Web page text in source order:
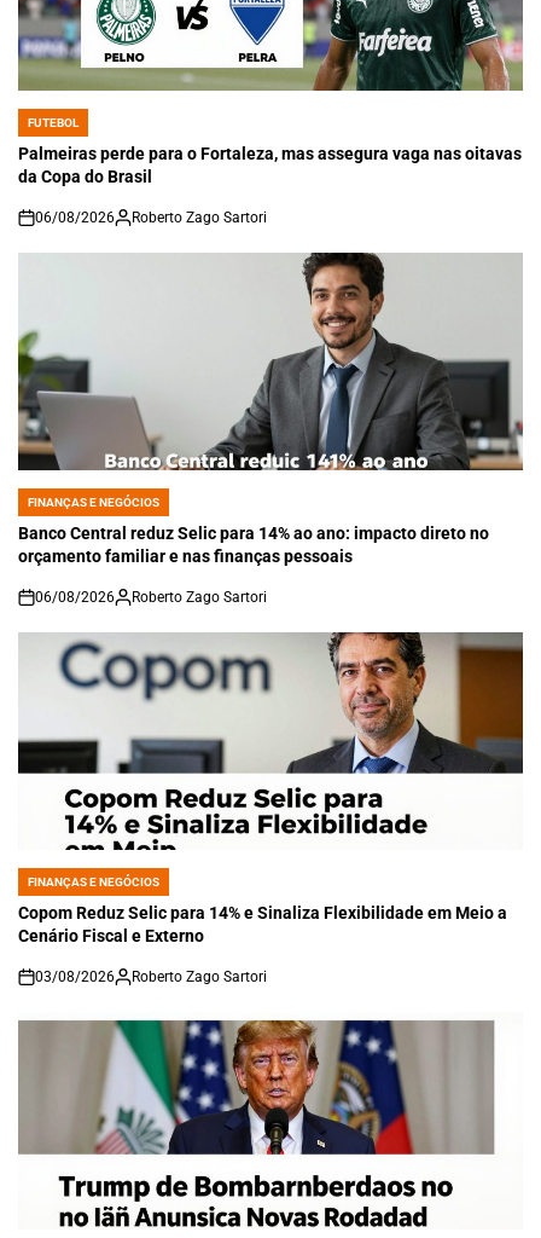
POSTED
IN
FUTEBOL
Palmeiras perde para o Fortaleza, mas assegura vaga nas oitavas
da Copa do Brasil
on
06/08/2026 Roberto Zago Sartori
POSTED
IN
FINANÇAS E NEGÓCIOS
Banco Central reduz Selic para 14% ao ano: impacto direto no
orçamento familiar e nas finanças pessoais
on
06/08/2026 Roberto Zago Sartori
POSTED
IN
FINANÇAS E NEGÓCIOS
Copom Reduz Selic para 14% e Sinaliza Flexibilidade em Meio a
Cenário Fiscal e Externo
on
03/08/2026 Roberto Zago Sartori